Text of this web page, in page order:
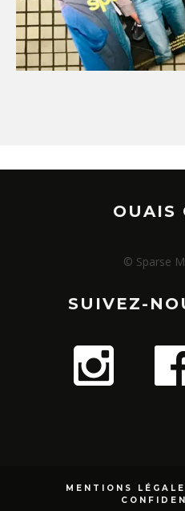
OUAIS
© Sparse
SUIVEZ-
MENTIONS